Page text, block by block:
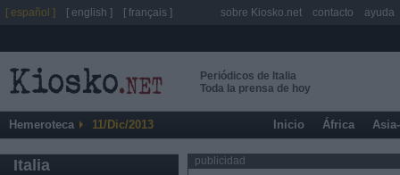
Periódicos de Italia
Toda la prensa de hoy
Hemeroteca 11/Dic/2013 Inicio África
Italia publicidad
[ español ] [ english ] [ français ] sobre Kiosko.net contacto ayuda